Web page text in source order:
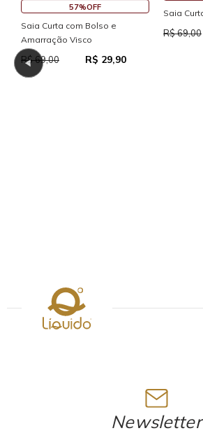
57%OFF
Saia Curta com Bolso e
Amarração Visco
R$ 69,00 R$ 29,90
Saia
R$ 69,00
Newsletter